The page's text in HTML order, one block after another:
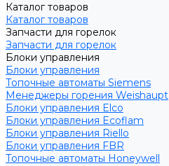
Каталог товаров
Каталог товаров
Запчасти для горелок
Запчасти для горелок
Блоки управления
Блоки управления
Топочные автоматы Siemens
Менеджеры горения Weishaupt
Блоки управления Elco
Блоки управления Ecoflam
Блоки управления Riello
Блоки управления FBR
Топочные автоматы Honeywell